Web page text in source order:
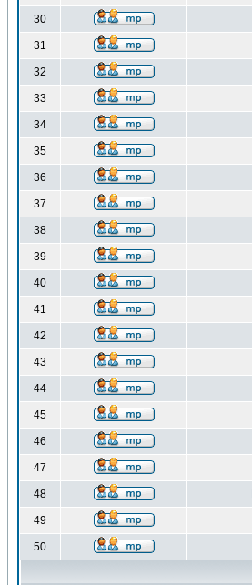
30
31
32
33
34
35
36
37
38
39
40
41
42
43
44
45
46
47
48
49
50